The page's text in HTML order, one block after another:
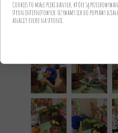
Cookies to małe pliki danych, które są
stron internetowych. Używamy ich do poprawy
analizy ruchu na stronie.